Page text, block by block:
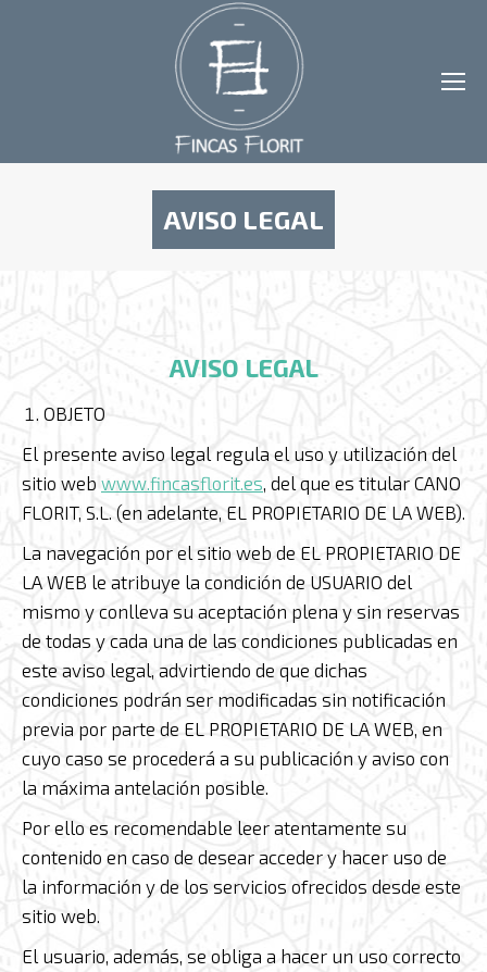
AVISO LEGAL
AVISO LEGAL
OBJETO
El presente aviso legal regula el uso y utilización del
sitio web www.fincasflorit.es, del que es titular CANO
FLORIT, S.L. (en adelante, EL PROPIETARIO DE LA WEB).
La navegación por el sitio web de EL PROPIETARIO DE
LA WEB le atribuye la condición de USUARIO del
mismo y conlleva su aceptación plena y sin reservas
de todas y cada una de las condiciones publicadas en
este aviso legal, advirtiendo de que dichas
condiciones podrán ser modificadas sin notificación
previa por parte de EL PROPIETARIO DE LA WEB, en
cuyo caso se procederá a su publicación y aviso con
la máxima antelación posible.
Por ello es recomendable leer atentamente su
contenido en caso de desear acceder y hacer uso de
la información y de los servicios ofrecidos desde este
sitio web.
El usuario, además, se obliga a hacer un uso correcto